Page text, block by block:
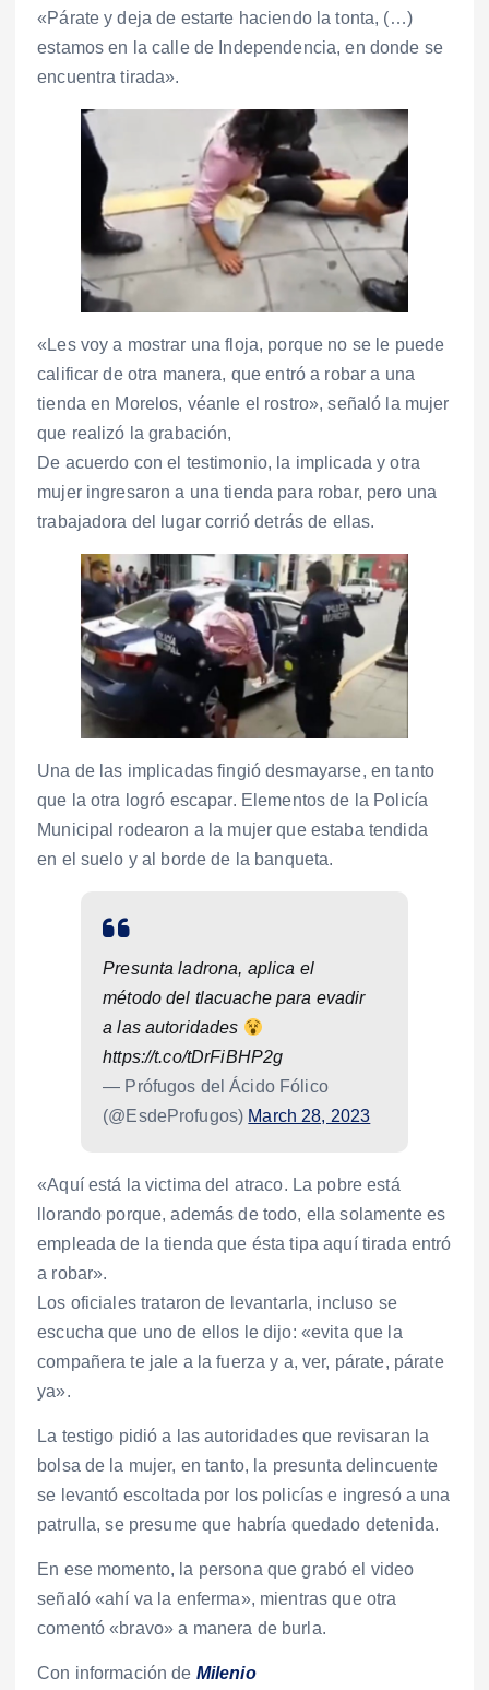
«Párate y deja de estarte haciendo la tonta, (…)
estamos en la calle de Independencia, en donde se
encuentra tirada».
«Les voy a mostrar una floja, porque no se le puede
calificar de otra manera, que entró a robar a una
tienda en Morelos, véanle el rostro», señaló la mujer
que realizó la grabación,
De acuerdo con el testimonio, la implicada y otra
mujer ingresaron a una tienda para robar, pero una
trabajadora del lugar corrió detrás de ellas.
Una de las implicadas fingió desmayarse, en tanto
que la otra logró escapar. Elementos de la Policía
Municipal rodearon a la mujer que estaba tendida
en el suelo y al borde de la banqueta.
Presunta ladrona, aplica el
método del tlacuache para evadir
a las autoridades
https://t.co/tDrFiBHP2g
— Prófugos del Ácido Fólico
(@EsdeProfugos) March 28, 2023
«Aquí está la victima del atraco. La pobre está
llorando porque, además de todo, ella solamente es
empleada de la tienda que ésta tipa aquí tirada entró
a robar».
Los oficiales trataron de levantarla, incluso se
escucha que uno de ellos le dijo: «evita que la
compañera te jale a la fuerza y a, ver, párate, párate
ya».
La testigo pidió a las autoridades que revisaran la
bolsa de la mujer, en tanto, la presunta delincuente
se levantó escoltada por los policías e ingresó a una
patrulla, se presume que habría quedado detenida.
En ese momento, la persona que grabó el video
señaló «ahí va la enferma», mientras que otra
comentó «bravo» a manera de burla.
Con información de Milenio